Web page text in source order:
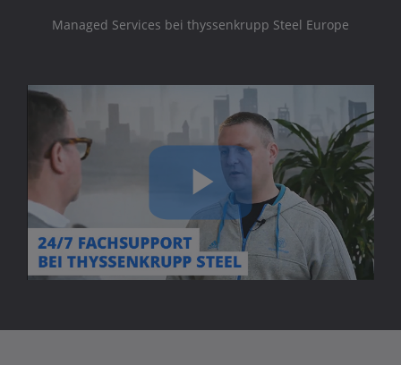
Managed Services bei thyssenkrupp Steel Europe
Play
Video